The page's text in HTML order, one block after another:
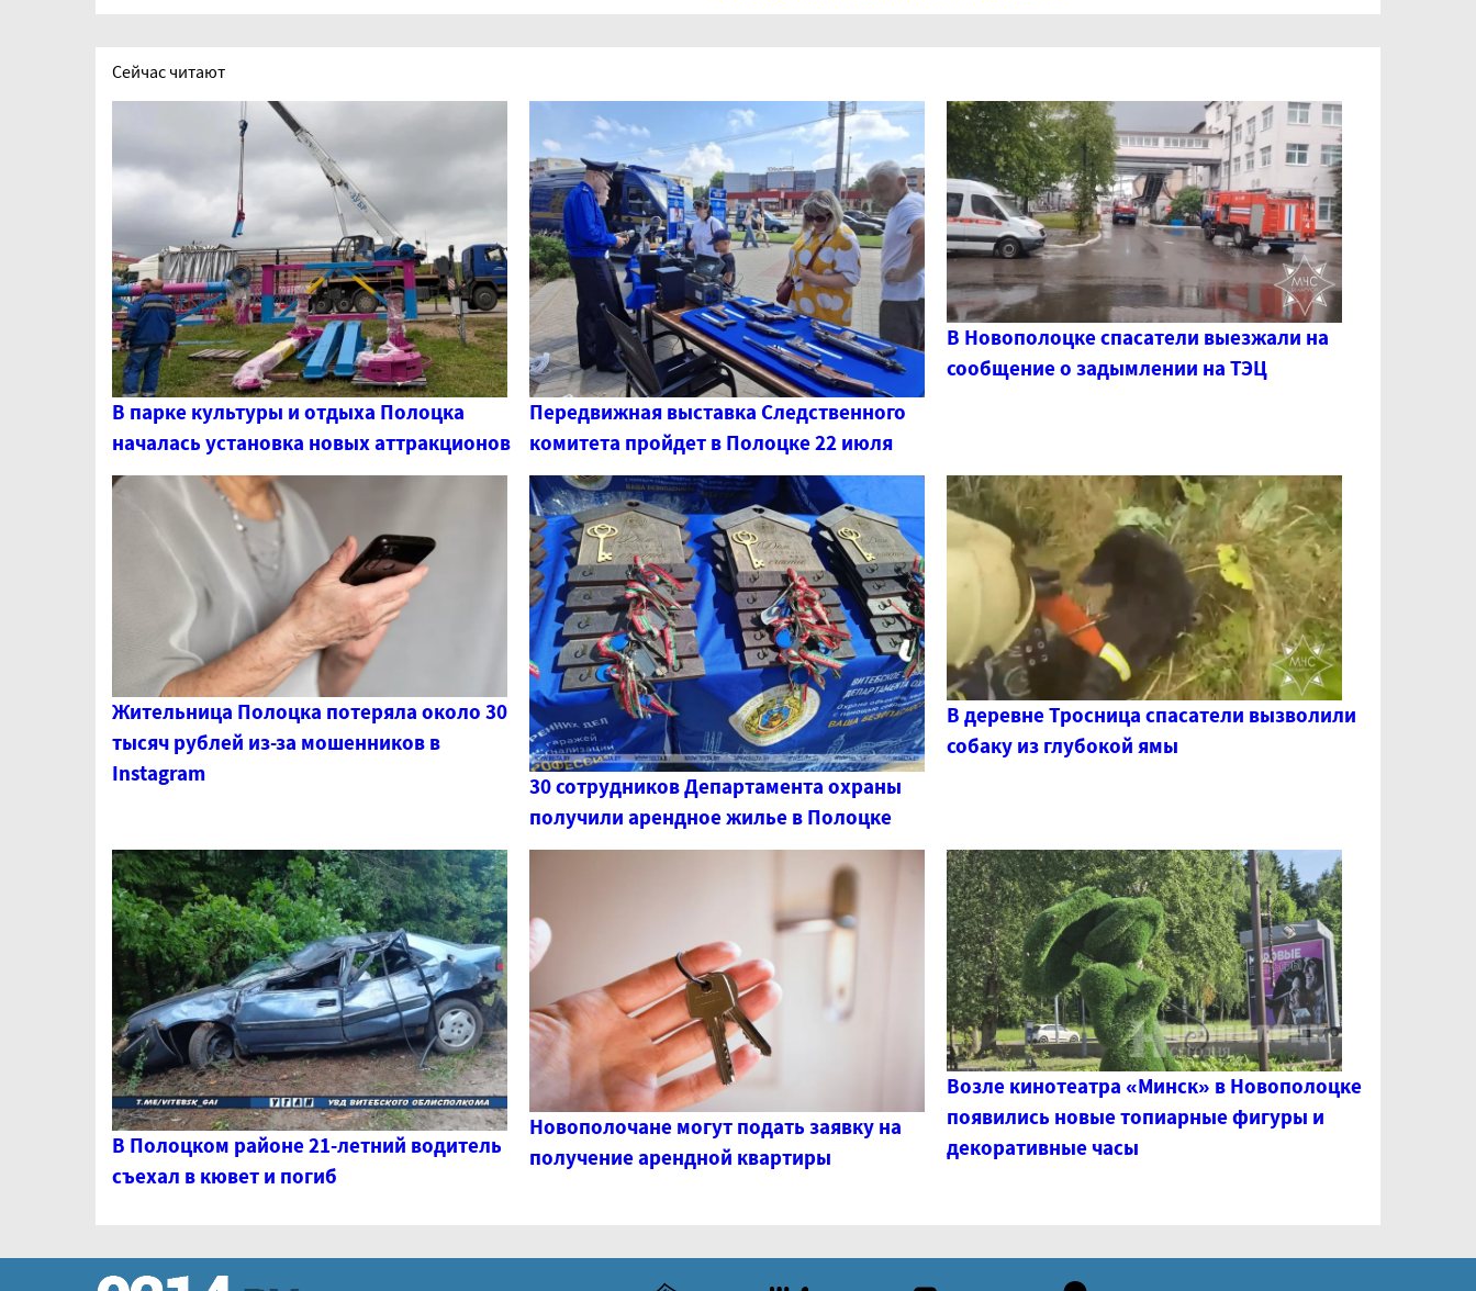
Сейчас читают
В парке культуры и отдыха Полоцка
началась установка новых аттракционов
Передвижная выставка Следственного
комитета пройдет в Полоцке 22 июля
В Новополоцке спасатели выезжали на
сообщение о задымлении на ТЭЦ
Жительница Полоцка потеряла около 30
тысяч рублей из-за мошенников в
Instagram
30 сотрудников Департамента охраны
получили арендное жилье в Полоцке
В деревне Тросница спасатели вызволили
собаку из глубокой ямы
В Полоцком районе 21-летний водитель
съехал в кювет и погиб
Новополочане могут подать заявку на
получение арендной квартиры
Возле кинотеатра «Минск» в Новополоцке
появились новые топиарные фигуры и
декоративные часы